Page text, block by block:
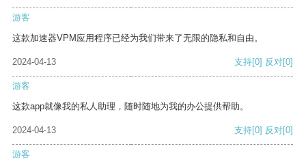
游客
这款加速器VPM应用程序已经为我们带来了无限的隐私和自由。
2024-04-13 支持[0] 反对[0]
游客
这款app就像我的私人助理，随时随地为我的办公提供帮助。
2024-04-13 支持[0] 反对[0]
游客